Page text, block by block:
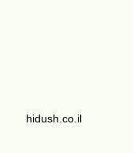
hidush.co.il